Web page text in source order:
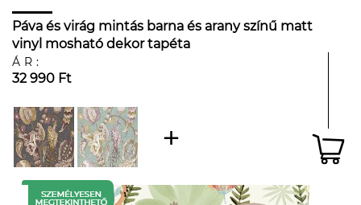
Páva és virág mintás barna és arany színű matt
vinyl mosható dekor tapéta
ÁR:
32 990 Ft